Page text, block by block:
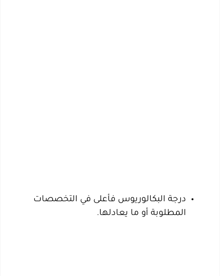
درجة البكالوريوس فأعلى في التخصصات
المطلوبة أو ما يعادلها.